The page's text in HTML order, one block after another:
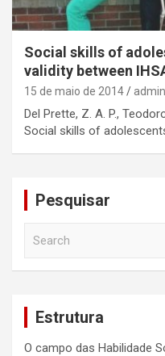
Social skills of
validity between
15 de maio de 2014
Del Prette, Z. A. P.,
Social skills of
Pesquisar
Estrutura
O campo das Habilidade